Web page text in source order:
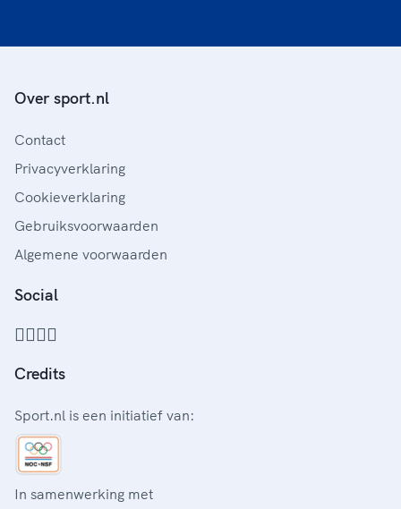
Over sport.nl
Contact
Privacyverklaring
Cookieverklaring
Gebruiksvoorwaarden
Algemene voorwaarden
Social
Credits
Sport.nl is een initiatief van:
In samenwerking met